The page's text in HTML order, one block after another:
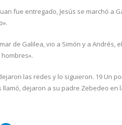
fue entregado, Jesús se marchó a
de Galilea, vio a Simón y a
las redes y lo siguieron. 19 Un
llamó, dejaron a su padre Zebedeo